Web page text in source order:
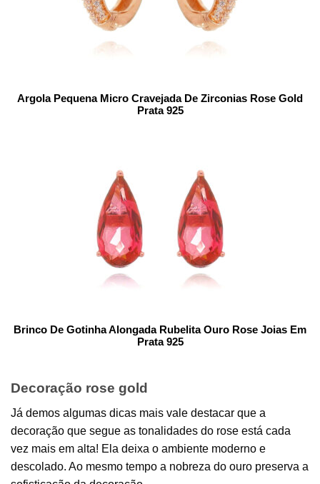
Argola Pequena Micro Cravejada De Zirconias Rose Gold
Prata 925
Brinco De Gotinha Alongada Rubelita Ouro Rose Joias Em
Prata 925
Decoração rose gold
Já demos algumas dicas mais vale destacar que a
decoração que segue as tonalidades do rose está cada
vez mais em alta! Ela deixa o ambiente moderno e
descolado. Ao mesmo tempo a nobreza do ouro preserva a